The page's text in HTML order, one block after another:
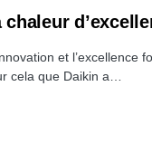
chaleur
et l’excellence
cela que Daikin a…